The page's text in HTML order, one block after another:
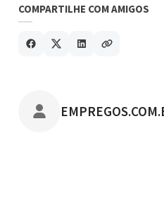
COMPARTILHE COM AMIGOS
POSTADO POR